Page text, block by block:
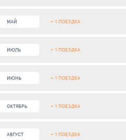
МАЙ + 1 ПОЕЗДКА
ИЮЛЬ + 1 ПОЕЗДКА
ИЮНЬ + 1 ПОЕЗДКА
ОКТЯБРЬ + 1 ПОЕЗДКА
АВГУСТ + 1 ПОЕЗДКА